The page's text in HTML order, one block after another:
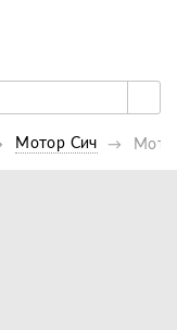
Мотор Сич